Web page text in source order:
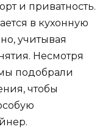
и приватность.
в кухонную
учитывая
Несмотря
подобрали
чтобы